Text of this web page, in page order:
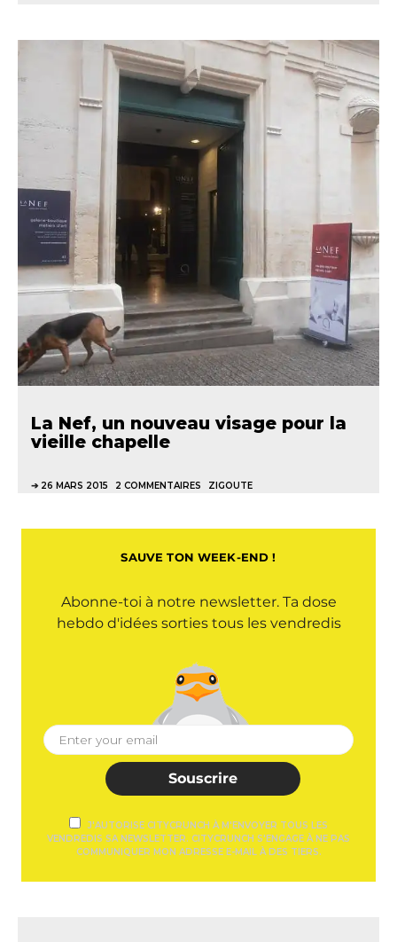
La Nef, un nouveau visage pour la
vieille chapelle
26 MARS 2015 2 COMMENTAIRES ZIGOUTE
SAUVE TON WEEK-END !
Abonne-toi à notre newsletter. Ta dose
hebdo d'idées sorties tous les vendredis
Souscrire
J'AUTORISE CITYCRUNCH À M'ENVOYER TOUS LES
VENDREDIS SA NEWSLETTER. CITYCRUNCH S'ENGAGE À NE PAS
COMMUNIQUER MON ADRESSE E-MAIL À DES TIERS.